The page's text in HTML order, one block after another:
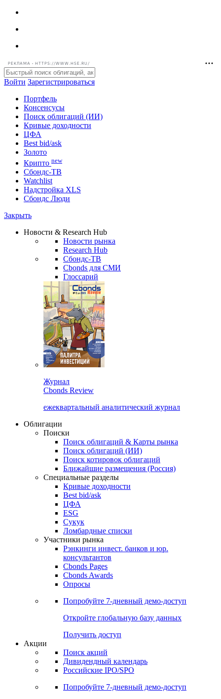
РЕКЛАМА • HTTPS://WWW.HSE.RU/
Войти Зарегистрироваться
Портфель
Консенсусы
Поиск облигаций (ИИ)
Кривые доходности
ЦФА
Best bid/ask
Золото
Крипто new
Watchlist
Сбондс Люди
Новости & Research Hub
Новости рынка
Research Hub
Сбондс-ТВ
Cbonds для СМИ
Глоссарий
Cbonds Review
ежеквартальный аналитический журнал
Облигации
Поиски
Поиск облигаций & Карты рынка
Поиск облигаций (ИИ)
Поиск котировок облигаций
Ближайшие размещения (Россия)
Специальные разделы
Кривые доходности
Best bid/ask
ЦФА
ESG
Сукук
Ломбардные списки
Участники рынка
Рэнкинги инвест. банков и юр.
Cbonds Pages
Опросы
Попробуйте7-дневный
Откройте глобальную базу данных
Получить доступ
Поиск акций